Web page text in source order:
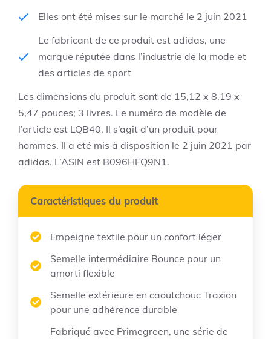
Elles ont été mises sur le marché le 2 juin 2021
Le fabricant de ce produit est adidas, une
marque réputée dans l’industrie de la mode et
des articles de sport
Les dimensions du produit sont de 15,12 x 8,19 x
5,47 pouces; 3 livres. Le numéro de modèle de
l’article est LQB40. Il s’agit d’un produit pour
hommes. Il a été mis à disposition le 2 juin 2021 par
adidas. L’ASIN est B096HFQ9N1.
Caractéristiques du produit
Empeigne textile pour un confort léger
Semelle intermédiaire Bounce pour un
amorti flexible
Semelle extérieure en caoutchouc Traxion
pour une adhérence durable
Fabriqué avec Primegreen, une série de